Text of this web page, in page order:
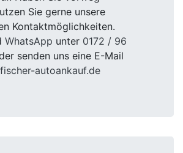
Sie gerne unsere
Kontaktmöglichkeiten.
WhatsApp unter 0172 / 96
senden uns eine E-Mail
autoankauf.de